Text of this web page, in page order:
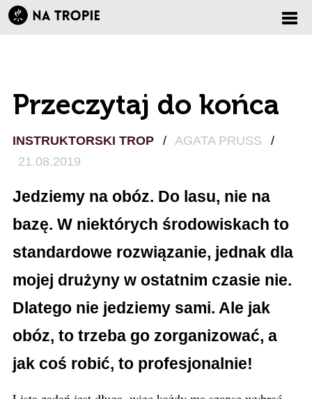
Przeczytaj do końca
INSTRUKTORSKI TROP / AGATA PRUSS
/
21.08.2019
Jedziemy na obóz. Do lasu, nie na
bazę. W niektórych środowiskach to
standardowe rozwiązanie, jednak dla
mojej drużyny w ostatnim czasie nie.
Dlatego nie jedziemy sami. Ale jak
obóz, to trzeba go zorganizować, a
jak coś robić, to profesjonalnie!